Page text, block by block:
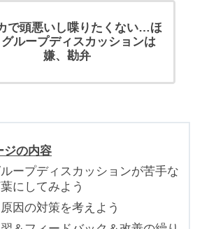
で頭悪いし喋りたくない…ほ
ループディスカッションは
嫌、勘弁
ジの内容
ループディスカッションが苦手な
にしてみよう
原因の対策を考えよう